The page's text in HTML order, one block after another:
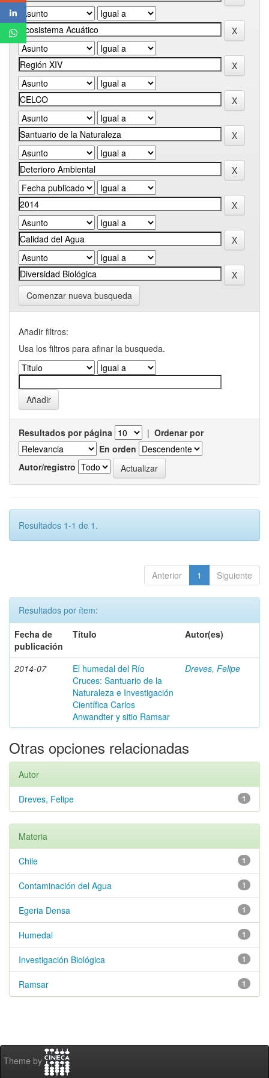
Comenzar nueva busqueda
Añadir filtros:
Usa los filtros para afinar la busqueda.
Resultados por página | Ordenar por
En orden
Autor/registro
Resultados 1-1 de 1.
Anterior 1 Siguiente
Resultados por ítem:
Fecha de
publicación
Título Autor(es)
2014-07
El humedal del Río
Cruces: Santuario de la
Naturaleza e Investigación
Científica Carlos
Anwandter y sitio Ramsar
Dreves, Felipe
Otras opciones relacionadas
Autor
1
Dreves, Felipe
Materia
1
Chile
1
Contaminación del Agua
1
Egeria Densa
1
Humedal
1
Investigación Biológica
1
Ramsar
Theme by